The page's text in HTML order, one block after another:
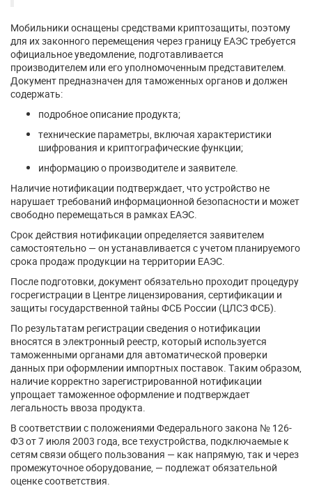
Мобильники оснащены средствами криптозащиты, поэтому
для их законного перемещения через границу ЕАЭС требуется
официальное уведомление, подготавливается
производителем или его уполномоченным представителем.
Документ предназначен для таможенных органов и должен
содержать:
подробное описание продукта;
технические параметры, включая характеристики
шифрования и криптографические функции;
информацию о производителе и заявителе.
Наличие нотификации подтверждает, что устройство не
нарушает требований информационной безопасности и может
свободно перемещаться в рамках ЕАЭС.
Срок действия нотификации определяется заявителем
самостоятельно — он устанавливается с учетом планируемого
срока продаж продукции на территории ЕАЭС.
После подготовки, документ обязательно проходит процедуру
госрегистрации в Центре лицензирования, сертификации и
защиты государственной тайны ФСБ России (ЦЛСЗ ФСБ).
По результатам регистрации сведения о нотификации
вносятся в электронный реестр, который используется
таможенными органами для автоматической проверки
данных при оформлении импортных поставок. Таким образом,
наличие корректно зарегистрированной нотификации
упрощает таможенное оформление и подтверждает
легальность ввоза продукта.
В соответствии с положениями Федерального закона № 126-
ФЗ от 7 июля 2003 года, все техустройства, подключаемые к
сетям связи общего пользования — как напрямую, так и через
промежуточное оборудование, — подлежат обязательной
оценке соответствия.